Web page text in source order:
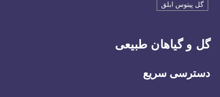
گل پیتوس ابلق
گل و گیاهان طبیعی
دسترسی سریع